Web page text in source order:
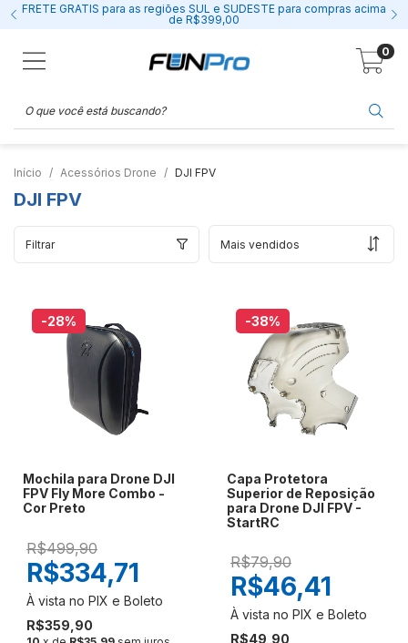
FRETE GRÁTIS para as regiões SUL e SUDESTE para compras acima
de R$399,00
0
Início Acessórios Drone DJI FPV
DJI FPV
Filtrar
-28%
Mochila para Drone DJI
FPV Fly More Combo -
Cor Preto
R$499,90
R$359,90
R$334,71
-38%
Capa Protetora
Superior de Reposição
para Drone DJI FPV -
StartRC
R$79,90
R$49,90
R$46,41